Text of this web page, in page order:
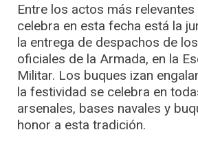
Entre los actos más
celebra en esta fecha está la
la entrega de despachos de
oficiales de la Armada, en la
Militar. Los buques izan
la festividad se celebra en
arsenales, bases navales y
honor a esta tradición.